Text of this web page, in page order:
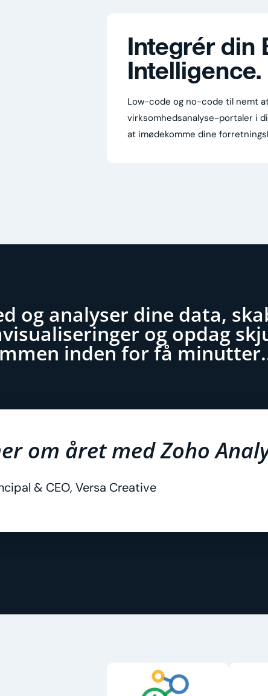
Integrér din
Intelligence.
Low-code og no-code til nemt
virksomhedsanalyse-portaler i
at imødekomme dine
og analyser dine data,
og opdag
inden for få minutter.
om året med Zoho
& CEO, Versa Creative